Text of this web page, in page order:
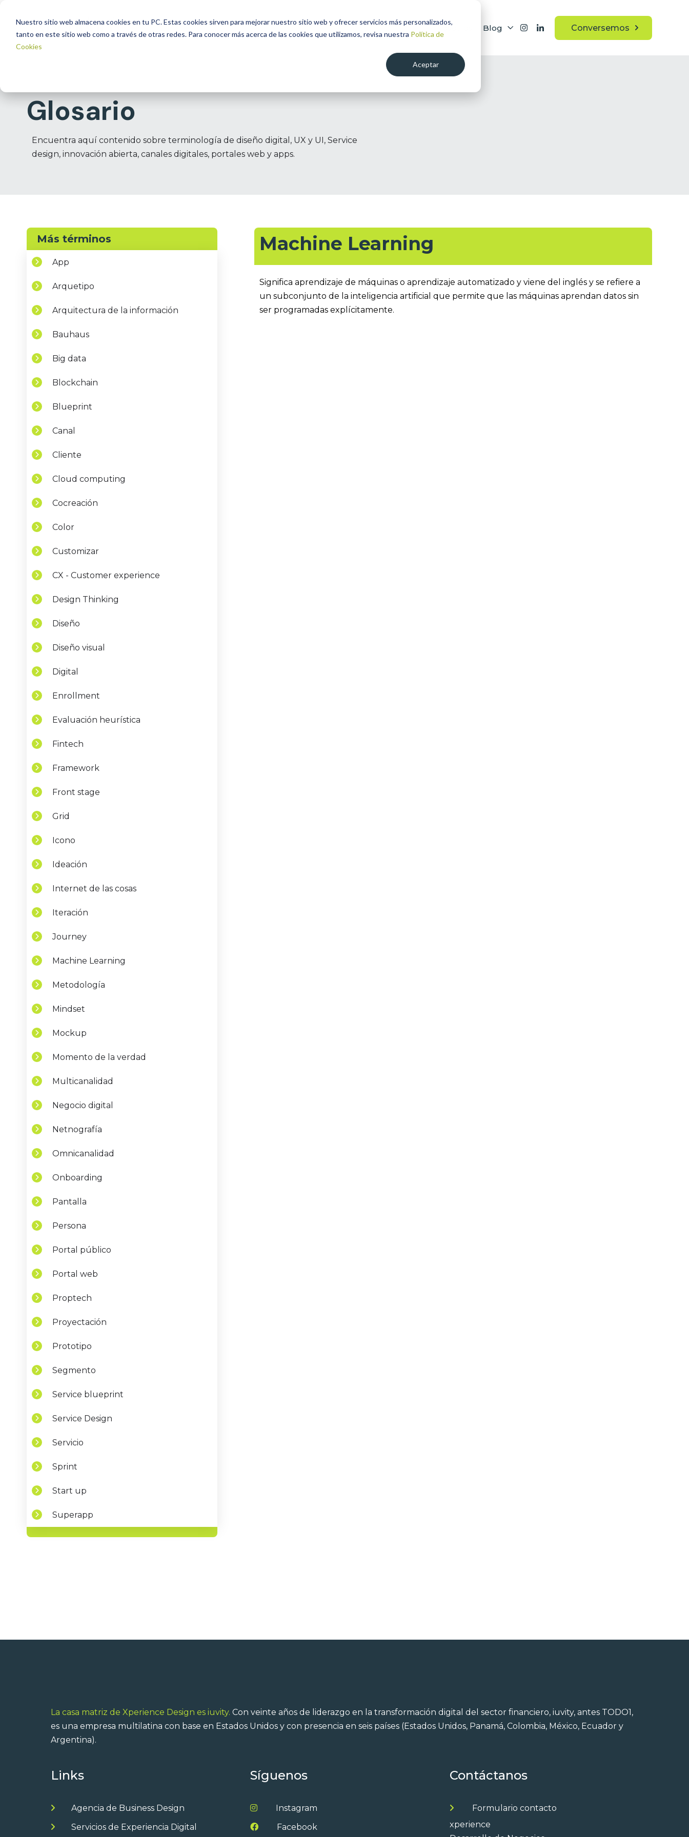
Nuestro sitio web almacena cookies en tu PC. Estas cookies sirven para mejorar nuestro sitio web y ofrecer servicios más personalizados,
tanto en este sitio web como a través de otras redes. Para conocer más acerca de las cookies que utilizamos, revisa nuestra Política de
Cookies
Aceptar
Nosotros Blog Conversemos
Glosario
Encuentra aquí contenido sobre terminología de diseño digital, UX y UI, Service
design, innovación abierta, canales digitales, portales web y apps.
Más términos
App
Arquetipo
Arquitectura de la información
Bauhaus
Big data
Blockchain
Blueprint
Canal
Cliente
Cloud computing
Cocreación
Color
Customizar
CX - Customer experience
Design Thinking
Diseño
Diseño visual
Digital
Enrollment
Evaluación heurística
Fintech
Framework
Front stage
Grid
Icono
Ideación
Internet de las cosas
Iteración
Journey
Machine Learning
Metodología
Mindset
Mockup
Momento de la verdad
Multicanalidad
Negocio digital
Netnografía
Omnicanalidad
Onboarding
Pantalla
Persona
Portal público
Portal web
Proptech
Proyectación
Prototipo
Segmento
Service blueprint
Service Design
Servicio
Sprint
Start up
Superapp
Machine Learning
Significa aprendizaje de máquinas o aprendizaje automatizado y viene del inglés y se refiere a
un subconjunto de la inteligencia artificial que permite que las máquinas aprendan datos sin
ser programadas explícitamente.
La casa matriz de Xperience Design es iuvity. Con veinte años de liderazgo en la transformación digital del sector financiero, iuvity, antes TODO1,
es una empresa multilatina con base en Estados Unidos y con presencia en seis países (Estados Unidos, Panamá, Colombia, México, Ecuador y
Argentina).
Links
Agencia de Business Design
Servicios de Experiencia Digital
Síguenos
Instagram
Facebook
Contáctanos
Formulario contacto
xperience